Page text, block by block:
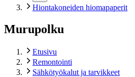
Hiontakoneiden hiomapaperit
Murupolku
Etusivu
Remontointi
Sähkötyökalut ja tarvikkeet